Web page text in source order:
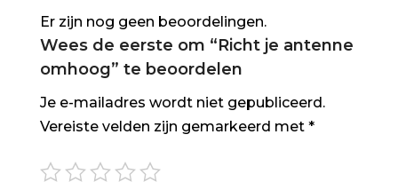
Er zijn nog geen beoordelingen.
Wees de eerste om “Richt je antenne
omhoog” te beoordelen
Je e-mailadres wordt niet gepubliceerd.
Vereiste velden zijn gemarkeerd met *